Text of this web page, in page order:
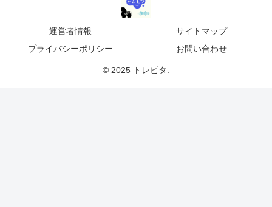
運営者情報
サイトマップ
プライバシーポリシー
お問い合わせ
© 2025 トレピタ.